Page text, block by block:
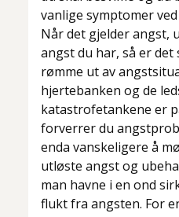
vanlige symptomer
Når det gjelder angst,
angst du har, så er
rømme ut av
hjertebanken og de
katastrofetankene er
forverrer du
enda vanskeligere å
utløste angst og
man havne i en ond
flukt fra angsten. For